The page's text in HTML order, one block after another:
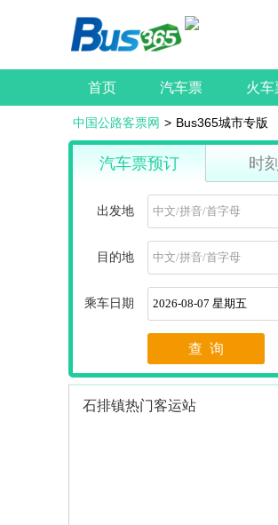
首页 汽车票 火车
中国公路客票网 > Bus365城市专版
汽车票预订 时
出发地
目的地
乘车日期
查 询
石排镇热门客运站